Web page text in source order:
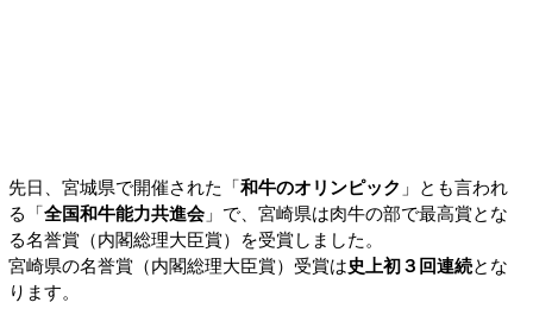
先日、宮城県で開催された「 和牛のオリンピック 」とも言われ
る「 全国和牛能力共進会」で、宮崎県は肉牛の部で最高賞とな
る名誉賞（内閣総理大臣賞）を受賞しました。
宮崎県の名誉賞（内閣総理大臣賞）受賞は史上初３回連続とな
ります。